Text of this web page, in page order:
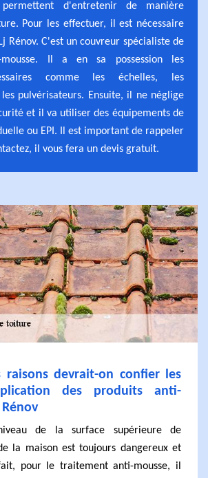
d'entretenir de manière
Pour les effectuer, il est nécessaire
Rénov. C'est un couvreur spécialiste de
mousse. Il a en sa possession les
comme les échelles, les
pulvérisateurs. Ensuite, il ne néglige
et il va utiliser des équipements de
ou EPI. Il est important de rappeler
il vous fera un devis gratuit.
raisons devrait-on confier les
des produits anti-
de la surface supérieure de
la maison est toujours dangereux et
pour le traitement anti-mousse, il